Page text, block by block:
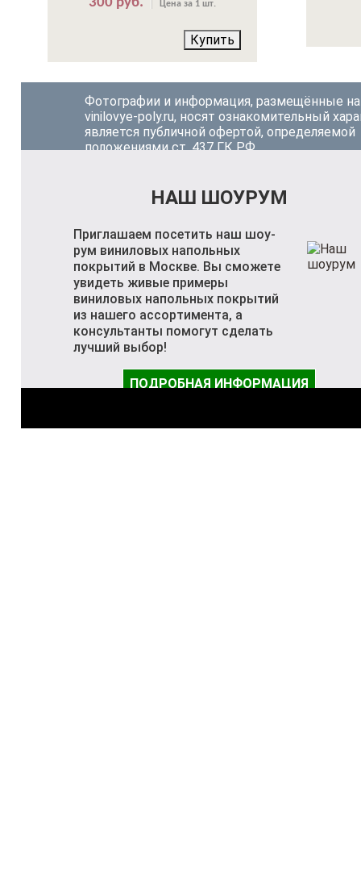
Цена за 1 шт.
Купить
Фотографии и информация, размещённые на
vinilovye-poly.ru, носят ознакомительный
является публичной офертой, определяемой
положениями ст. 437 ГК РФ.
НАШ ШОУРУМ
Приглашаем посетить наш шоу-
рум виниловых напольных
покрытий в Москве. Вы сможете
увидеть живые примеры
виниловых напольных покрытий
из нашего ассортимента, а
консультанты помогут сделать
лучший выбор!
ПОДРОБНАЯ ИНФОРМАЦИЯ